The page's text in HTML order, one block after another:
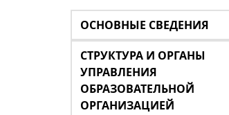
ОСНОВНЫЕ СВЕДЕНИЯ
СТРУКТУРА И ОРГАНЫ
УПРАВЛЕНИЯ
ОБРАЗОВАТЕЛЬНОЙ
ОРГАНИЗАЦИЕЙ